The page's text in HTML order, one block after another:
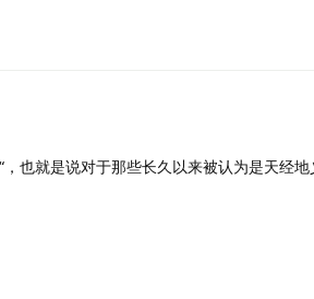
也就是说对于那些长久以来被认为是天经